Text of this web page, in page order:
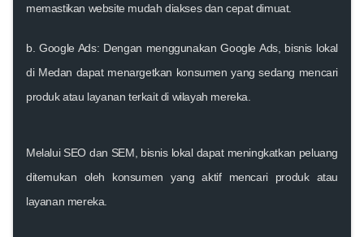
memastikan website mudah diakses dan cepat dimuat.
b. Google Ads: Dengan menggunakan Google Ads, bisnis lokal
di Medan dapat menargetkan konsumen yang sedang mencari
produk atau layanan terkait di wilayah mereka.
Melalui SEO dan SEM, bisnis lokal dapat meningkatkan peluang
ditemukan oleh konsumen yang aktif mencari produk atau
layanan mereka.